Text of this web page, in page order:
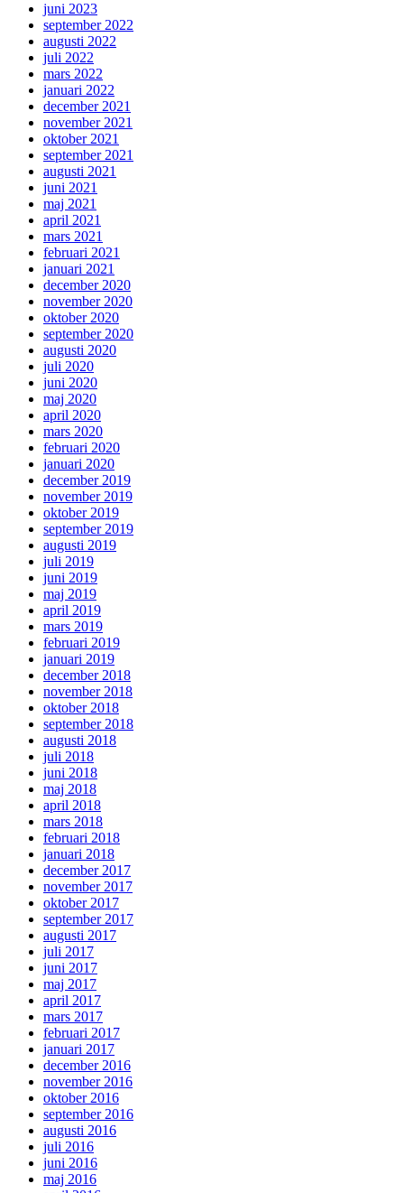
juni 2023
september 2022
augusti 2022
juli 2022
mars 2022
januari 2022
december 2021
november 2021
oktober 2021
september 2021
augusti 2021
juni 2021
maj 2021
april 2021
mars 2021
februari 2021
januari 2021
december 2020
november 2020
oktober 2020
september 2020
augusti 2020
juli 2020
juni 2020
maj 2020
april 2020
mars 2020
februari 2020
januari 2020
december 2019
november 2019
oktober 2019
september 2019
augusti 2019
juli 2019
juni 2019
maj 2019
april 2019
mars 2019
februari 2019
januari 2019
december 2018
november 2018
oktober 2018
september 2018
augusti 2018
juli 2018
juni 2018
maj 2018
april 2018
mars 2018
februari 2018
januari 2018
december 2017
november 2017
oktober 2017
september 2017
augusti 2017
juli 2017
juni 2017
maj 2017
april 2017
mars 2017
februari 2017
januari 2017
december 2016
november 2016
oktober 2016
september 2016
augusti 2016
juli 2016
juni 2016
maj 2016